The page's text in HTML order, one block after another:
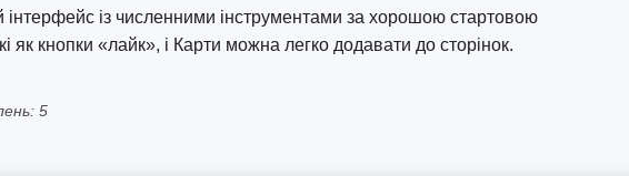
інтерфейс із численними інструментами за хорошою стартовою
як кнопки «лайк», і Карти можна легко додавати до сторінок.
5